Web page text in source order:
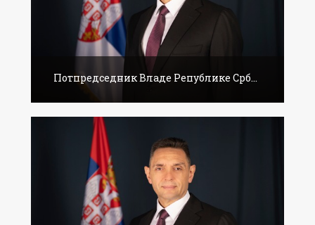
Потпредседник Владе Републике Срб...